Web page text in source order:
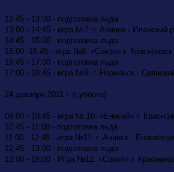
12:45 - 13:00 - подготовка льда
13:00 - 14:45 - игра №7: г. Ачинск - Иланский
14:45 - 15:00 - подготовка льда
15:00 -16:45 - игра №8: «Сокол» г.
16:45 - 17:00 - подготовка льда
17:00 - 18:45 - игра №9: г. Норильск -
24 декабря 2011 г. (суббота)
09:00 - 10:45 - игра № 10: «Енисей» г.
10:45 - 11:00 - подготовка льда
11:00 - 12:45 - игра №11: г. Ачинск -
12:45 - 13:00 - подготовка льда
13:00 - 15:00 - Игра №12: «Сокол» г.